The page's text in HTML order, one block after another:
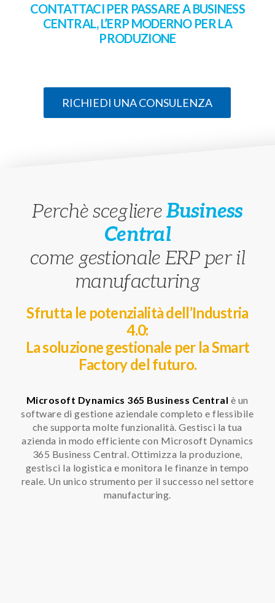
CONTATTACI PER PASSARE A BUSINESS
CENTRAL, L’ERP MODERNO PER LA
PRODUZIONE
RICHIEDI UNA CONSULENZA
Perchè scegliereBusiness
Central
come gestionale ERP per il
manufacturing
Sfrutta le potenzialità dell’Industria
4.0:
La soluzione gestionale per la Smart
Factory del futuro.
Microsoft Dynamics 365 Business Central è un
software di gestione aziendale completo e flessibile
che supporta molte funzionalità. Gestisci la tua
azienda in modo efficiente con Microsoft Dynamics
365 Business Central. Ottimizza la produzione,
gestisci la logistica e monitora le finanze in tempo
reale. Un unico strumento per il successo nel settore
manufacturing.